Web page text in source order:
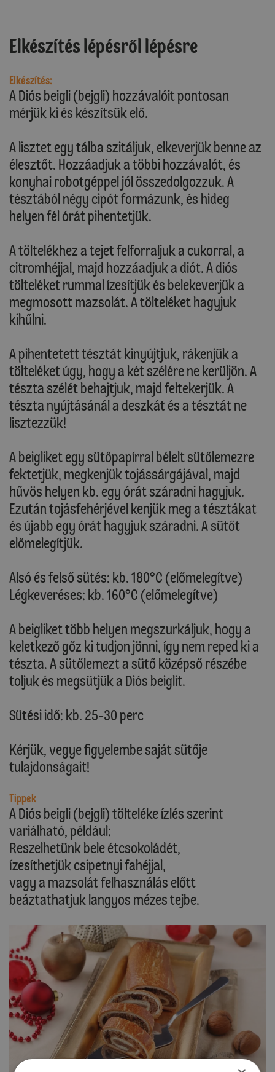
Elkészítés lépésről lépésre
Elkészítés:
A Diós beigli (bejgli) hozzávalóit pontosan
mérjük ki és készítsük elő.
A lisztet egy tálba szitáljuk, elkeverjük benne az
élesztőt. Hozzáadjuk a többi hozzávalót, és
konyhai robotgéppel jól összedolgozzuk. A
tésztából négy cipót formázunk, és hideg
helyen fél órát pihentetjük.
A töltelékhez a tejet felforraljuk a cukorral, a
citromhéjjal, majd hozzáadjuk a diót. A diós
tölteléket rummal ízesítjük és belekeverjük a
megmosott mazsolát. A tölteléket hagyjuk
kihűlni.
A pihentetett tésztát kinyújtjuk, rákenjük a
tölteléket úgy, hogy a két szélére ne kerüljön. A
tészta szélét behajtjuk, majd feltekerjük. A
tészta nyújtásánál a deszkát és a tésztát ne
lisztezzük!
A beigliket egy sütőpapírral bélelt sütőlemezre
fektetjük, megkenjük tojássárgájával, majd
hűvös helyen kb. egy órát száradni hagyjuk.
Ezután tojásfehérjével kenjük meg a tésztákat
és újabb egy órát hagyjuk száradni. A sütőt
előmelegítjük.
Alsó és felső sütés: kb. 180°C (előmelegítve)
Légkeveréses: kb. 160°C (előmelegítve)
A beigliket több helyen megszurkáljuk, hogy a
keletkező gőz ki tudjon jönni, így nem reped ki a
tészta. A sütőlemezt a sütő középső részébe
toljuk és megsütjük a Diós beiglit.
Sütési idő: kb. 25-30 perc
Kérjük, vegye figyelembe saját sütője
tulajdonságait!
Tippek
A Diós beigli (bejgli) tölteléke ízlés szerint
variálható, például:
Reszelhetünk bele étcsokoládét,
Ízesíthetjük csipetnyi fahéjjal,
vagy a mazsolát felhasználás előtt
beáztathatjuk langyos mézes tejbe.